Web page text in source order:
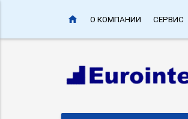
home О КОМПАНИИ СЕРВИС